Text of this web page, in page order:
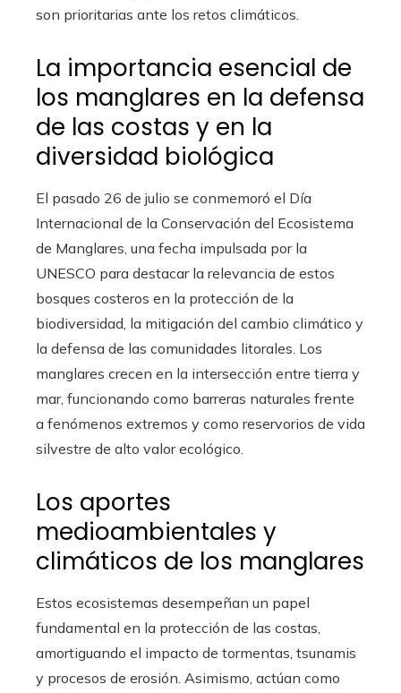
son prioritarias ante los retos climáticos.
La importancia esencial de
los manglares en la defensa
de las costas y en la
diversidad biológica
El pasado 26 de julio se conmemoró el Día
Internacional de la Conservación del Ecosistema
de Manglares, una fecha impulsada por la
UNESCO para destacar la relevancia de estos
bosques costeros en la protección de la
biodiversidad, la mitigación del cambio climático y
la defensa de las comunidades litorales. Los
manglares crecen en la intersección entre tierra y
mar, funcionando como barreras naturales frente
a fenómenos extremos y como reservorios de vida
silvestre de alto valor ecológico.
Los aportes
medioambientales y
climáticos de los manglares
Estos ecosistemas desempeñan un papel
fundamental en la protección de las costas,
amortiguando el impacto de tormentas, tsunamis
y procesos de erosión. Asimismo, actúan como